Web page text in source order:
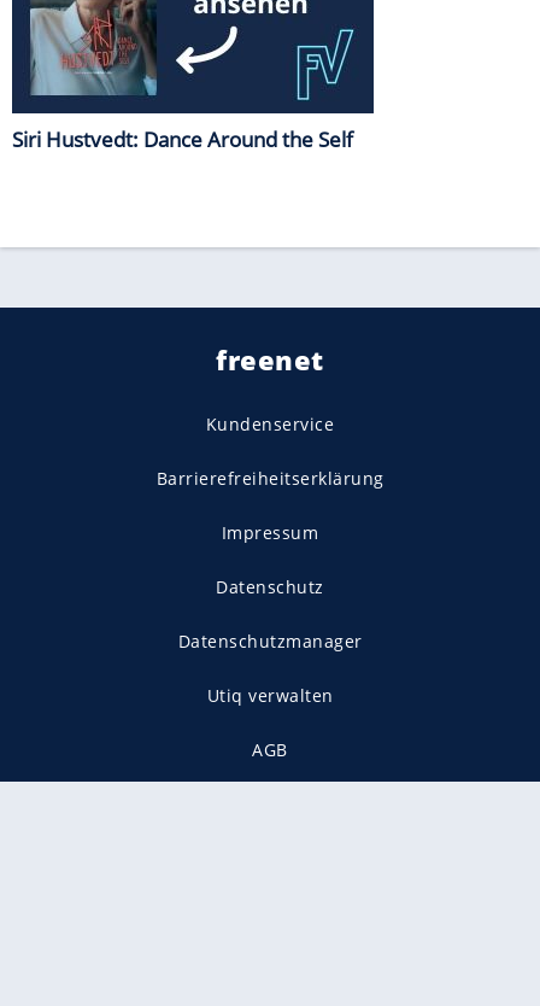
Siri Hustvedt: Dance Around the Self
freenet
Kundenservice
Barrierefreiheitserklärung
Impressum
Datenschutz
Datenschutzmanager
Utiq verwalten
AGB